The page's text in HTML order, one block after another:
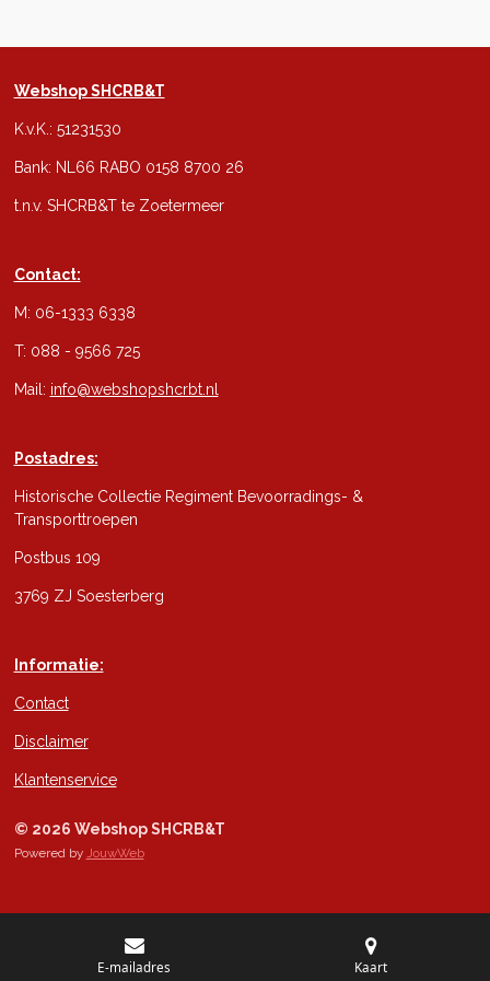
Webshop SHCRB&T
K.v.K.: 51231530
Bank: NL66 RABO 0158 8700 26
t.n.v. SHCRB&T te Zoetermeer
Contact:
M: 06-1333 6338
T: 088 - 9566 725
Mail: info@webshopshcrbt.nl
Postadres:
Historische Collectie Regiment Bevoorradings- &
Transporttroepen
Postbus 109
3769 ZJ Soesterberg
Informatie:
Contact
Disclaimer
Klantenservice
© 2026 Webshop SHCRB&T
Powered by JouwWeb
E-mailadres Kaart